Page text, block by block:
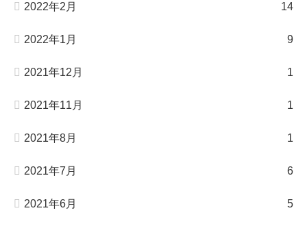
2022年2月 14
2022年1月 9
2021年12月 1
2021年11月 1
2021年8月 1
2021年7月 6
2021年6月 5